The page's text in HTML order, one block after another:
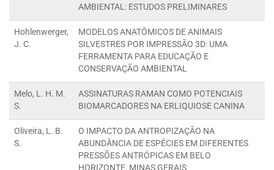
AMBIENTAL: ESTUDOS PRELIMINARES
Hohlenwerger,
J. C.
MODELOS ANATÔMICOS DE ANIMAIS
SILVESTRES POR IMPRESSÃO 3D: UMA
FERRAMENTA PARA EDUCAÇÃO E
CONSERVAÇÃO AMBIENTAL
Melo, L. H. M.
S.
ASSINATURAS RAMAN COMO POTENCIAIS
BIOMARCADORES NA ERLIQUIOSE CANINA
Oliveira, L. B.
S.
O IMPACTO DA ANTROPIZAÇÃO NA
ABUNDÂNCIA DE ESPÉCIES EM DIFERENTES
PRESSÕES ANTRÓPICAS EM BELO
HORIZONTE, MINAS GERAIS